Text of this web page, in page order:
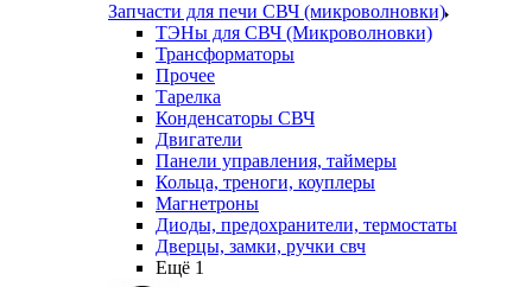
Запчасти для печи СВЧ (микроволновки)
ТЭНы для СВЧ (Микроволновки)
Трансформаторы
Прочее
Тарелка
Конденсаторы СВЧ
Двигатели
Панели управления, таймеры
Кольца, треноги, коуплеры
Магнетроны
Диоды, предохранители, термостаты
Дверцы, замки, ручки свч
Ещё 1